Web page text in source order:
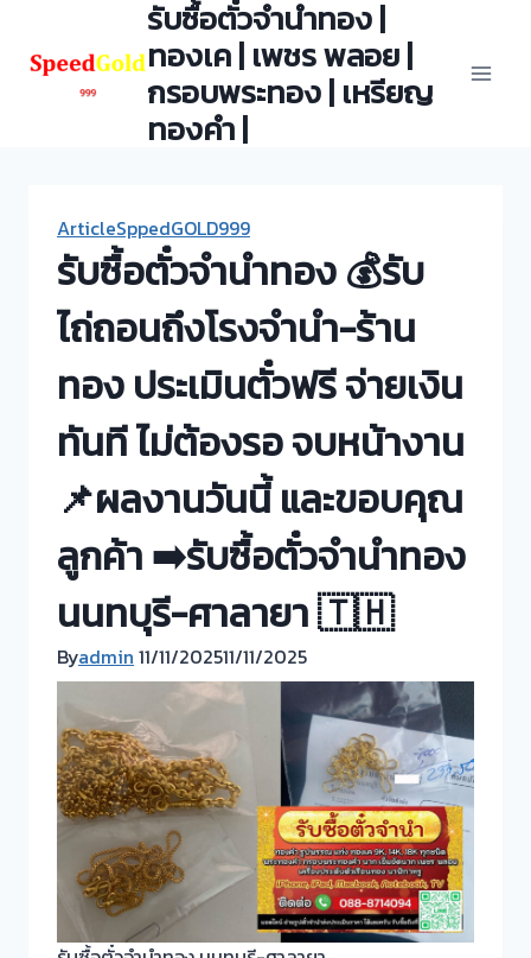
content
รับซื้อตั๋วจำนำทอง |
ทองเค | เพชร พลอย |
กรอบพระทอง | เหรียญ
ทองคำ |
ArticleSppedGOLD999
รับซื้อตั๋วจำนำทอง 💰รับ
ไถ่ถอนถึงโรงจำนำ-ร้าน
ทอง ประเมินตั๋วฟรี จ่ายเงิน
ทันที ไม่ต้องรอ จบหน้างาน
📌ผลงานวันนี้ และขอบคุณ
ลูกค้า ➡️รับซื้อตั๋วจำนำทอง
นนทบุรี-ศาลายา 🇹🇭
Byadmin 11/11/202511/11/2025